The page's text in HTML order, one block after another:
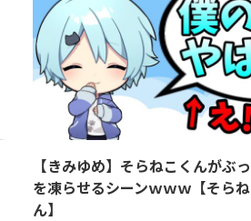
【きみゆめ】そらねこくんがぶ
を凍らせるシーンｗｗｗ【そら
ん】